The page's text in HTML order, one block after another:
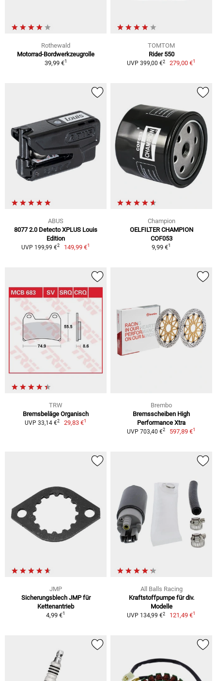
Rothewald
Motorrad-Bordwerkzeugrolle
39,99 €1
TOMTOM
Rider 550
UVP 399,00 €2 279,00 €1
ABUS
8077 2.0 Detecto XPLUS Louis
Edition
UVP 199,99 €2 149,99 €1
Champion
OELFILTER CHAMPION
COF053
9,99 €1
TRW
Bremsbeläge Organisch
UVP 33,14 €2 29,83 €1
Brembo
Bremsscheiben High
Performance Xtra
UVP 703,40 €2 597,89 €1
JMP
Sicherungsblech JMP für
Kettenantrieb
4,99 €1
All Balls Racing
Kraftstoffpumpe für div.
Modelle
UVP 134,99 €2 121,49 €1